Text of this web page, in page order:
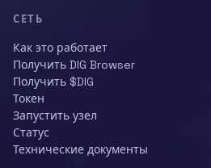
СЕТЬ
Как это работает
Получить DIG Browser
Получить $DIG
Токен
Запустить узел
Статус
Технические документы